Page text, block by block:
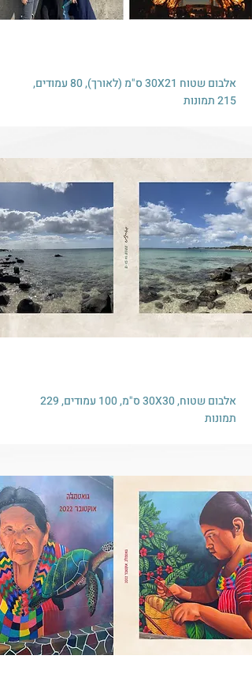
אלבום שטוח 30X21 ס"מ (לאורך), 80 עמודים,
215 תמונות
אלבום שטוח, 30X30 ס"מ, 100 עמודים, 229
תמונות